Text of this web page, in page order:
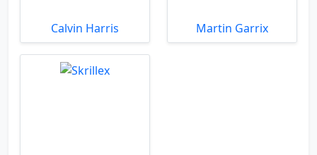
Calvin Harris Martin Garrix